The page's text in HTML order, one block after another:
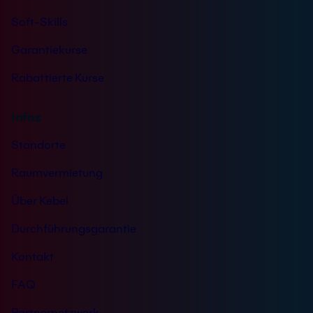
Soft-Skills
Garantiekurse
Rabattierte Kurse
Infos
Standorte
Raumvermietung
Über Kebel
Durchführungsgarantie
Kontakt
FAQ